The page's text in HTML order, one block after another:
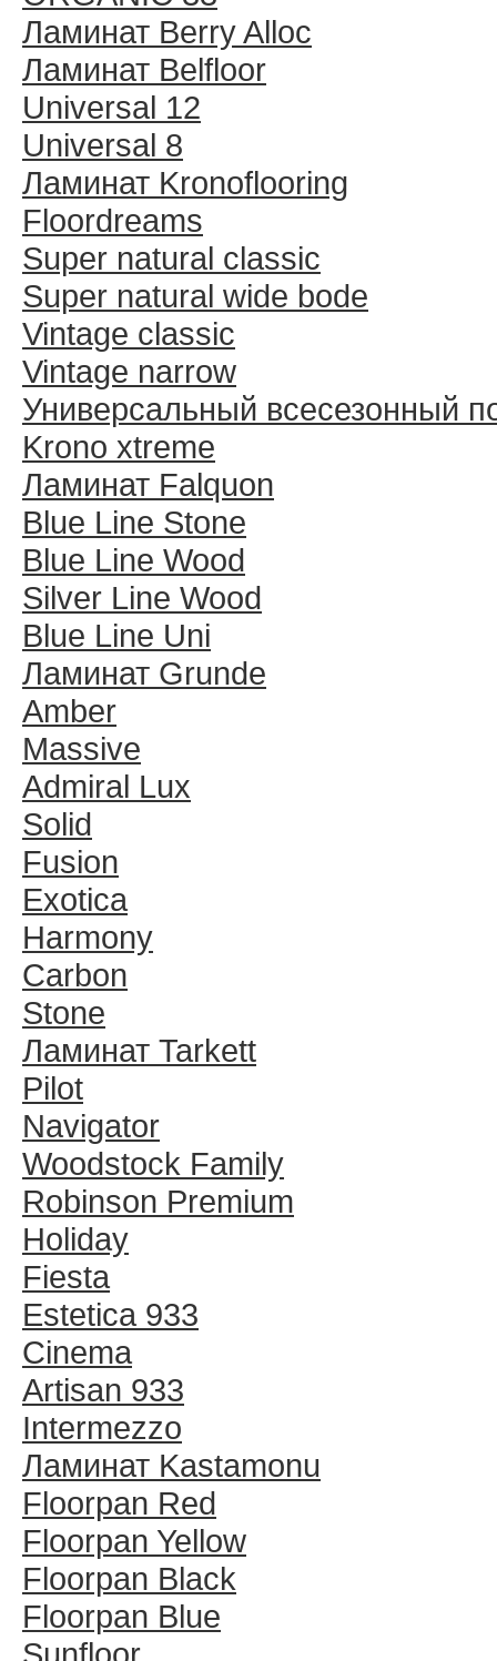
Ламинат Berry Alloc
Ламинат Belfloor
Universal 12
Universal 8
Ламинат Kronoflooring
Floordreams
Super natural classic
Super natural wide bode
Vintage classic
Vintage narrow
Универсальный всесезонный
Krono xtreme
Ламинат Falquon
Blue Line Stone
Blue Line Wood
Silver Line Wood
Blue Line Uni
Ламинат Grunde
Amber
Massive
Admiral Lux
Solid
Fusion
Exotica
Harmony
Carbon
Stone
Ламинат Tarkett
Pilot
Navigator
Woodstock Family
Robinson Premium
Holiday
Fiesta
Estetica 933
Cinema
Artisan 933
Intermezzo
Ламинат Kastamonu
Floorpan Red
Floorpan Yellow
Floorpan Black
Floorpan Blue